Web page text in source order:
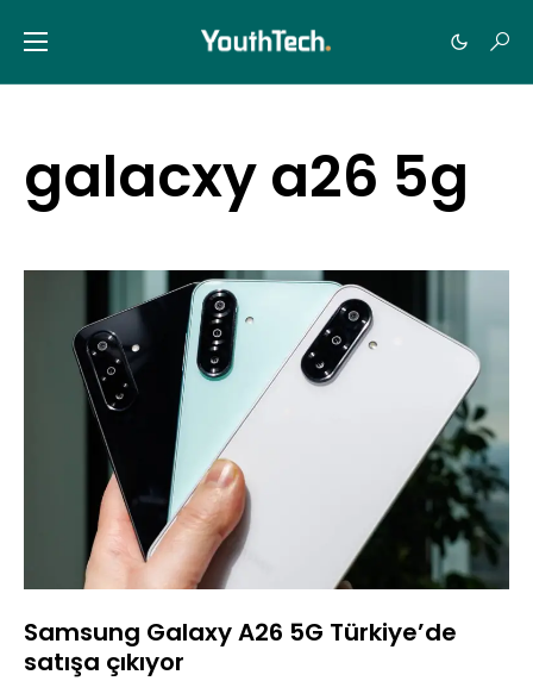
galacxy a26 5g
Samsung Galaxy A26 5G Türkiye’de
satışa çıkıyor